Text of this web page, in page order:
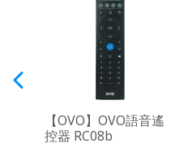
【OVO】OVO語音遙
控器 RC08b